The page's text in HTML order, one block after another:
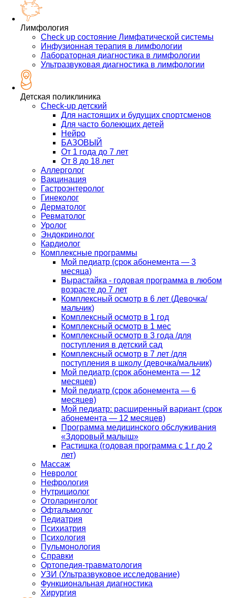
Лимфология
Check up состояние Лимфатической системы
Инфузионная терапия в лимфологии
Лабораторная диагностика в лимфологии
Ультразвуковая диагностика в лимфологии
Детская поликлиника
Check-up детский
Для настоящих и будущих спортсменов
Для часто болеющих детей
Нейро
БАЗОВЫЙ
От 1 года до 7 лет
От 8 до 18 лет
Аллерголог
Вакцинация
Гастроэнтеролог
Гинеколог
Дерматолог
Ревматолог
Уролог
Эндокринолог
Кардиолог
Комплексные программы
Мой педиатр (срок абонемента — 3
месяца)
Вырастайка - годовая программа в любом
возрасте до 7 лет
Комплексный осмотр в 6 лет (Девочка/
мальчик)
Комплексный осмотр в 1 год
Комплексный осмотр в 1 мес
Комплексный осмотр в 3 года /для
поступления в детский сад
Комплексный осмотр в 7 лет /для
поступления в школу (девочка/мальчик)
Мой педиатр (срок абонемента — 12
месяцев)
Мой педиатр (срок абонемента — 6
месяцев)
Мой педиатр: расширенный вариант (срок
абонемента — 12 месяцев)
Программа медицинского обслуживания
«Здоровый малыш»
Растишка (годовая программа с 1 г до 2
лет)
Массаж
Невролог
Нефрология
Нутрициолог
Отоларинголог
Офтальмолог
Педиатрия
Психиатрия
Психология
Пульмонология
Справки
Ортопедия-травматология
УЗИ (Ультразвуковое исследование)
Функциональная диагностика
Хирургия